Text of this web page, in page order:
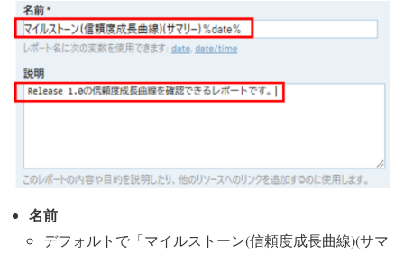
名前
デフォルトで「マイルストーン(信頼度成長曲線)(サマ